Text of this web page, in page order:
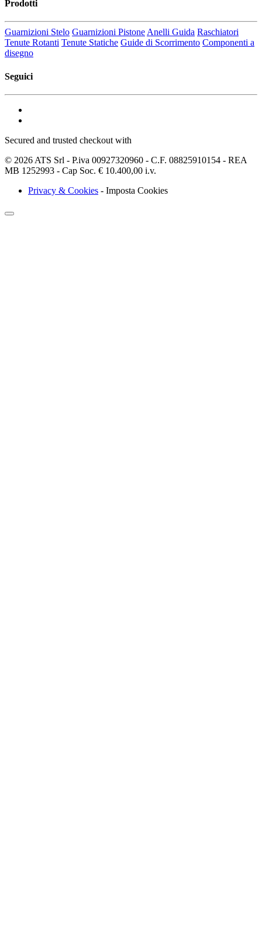
Prodotti
Guarnizioni Stelo Guarnizioni Pistone Anelli Guida Raschiatori
Tenute Rotanti Tenute Statiche Guide di Scorrimento Componenti a
disegno
Seguici
Secured and trusted checkout with
© 2026 ATS Srl - P.iva 00927320960 - C.F. 08825910154 - REA
MB 1252993 - Cap Soc. € 10.400,00 i.v.
Privacy & Cookies - Imposta Cookies